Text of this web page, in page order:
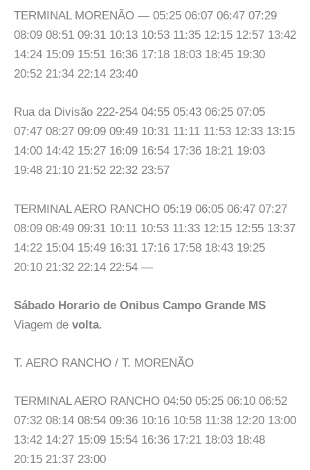
TERMINAL MORENÃO — 05:25 06:07 06:47 07:29
08:09 08:51 09:31 10:13 10:53 11:35 12:15 12:57 13:42
14:24 15:09 15:51 16:36 17:18 18:03 18:45 19:30
20:52 21:34 22:14 23:40
Rua da Divisão 222-254 04:55 05:43 06:25 07:05
07:47 08:27 09:09 09:49 10:31 11:11 11:53 12:33 13:15
14:00 14:42 15:27 16:09 16:54 17:36 18:21 19:03
19:48 21:10 21:52 22:32 23:57
TERMINAL AERO RANCHO 05:19 06:05 06:47 07:27
08:09 08:49 09:31 10:11 10:53 11:33 12:15 12:55 13:37
14:22 15:04 15:49 16:31 17:16 17:58 18:43 19:25
20:10 21:32 22:14 22:54 —
Sábado Horario de Onibus Campo Grande MS
Viagem de volta.
T. AERO RANCHO / T. MORENÃO
TERMINAL AERO RANCHO 04:50 05:25 06:10 06:52
07:32 08:14 08:54 09:36 10:16 10:58 11:38 12:20 13:00
13:42 14:27 15:09 15:54 16:36 17:21 18:03 18:48
20:15 21:37 23:00